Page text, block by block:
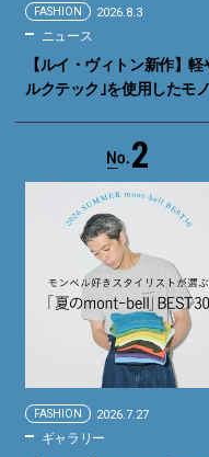
FASHION 2026.8.3
ニュース
【ルイ・ヴィトン新作】
ルクテック｣を使用したモ
2
FASHION 2026.7.27
ギャラリー